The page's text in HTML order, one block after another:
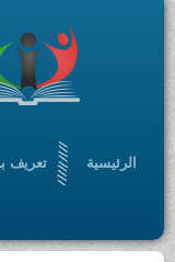
الرئيسية تعريف